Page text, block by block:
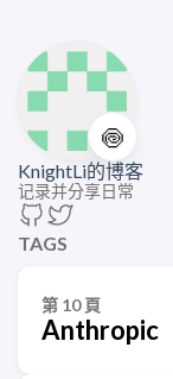
🍥
KnightLi的博客
记录并分享日常
TAGS
第 10 頁
Anthropic